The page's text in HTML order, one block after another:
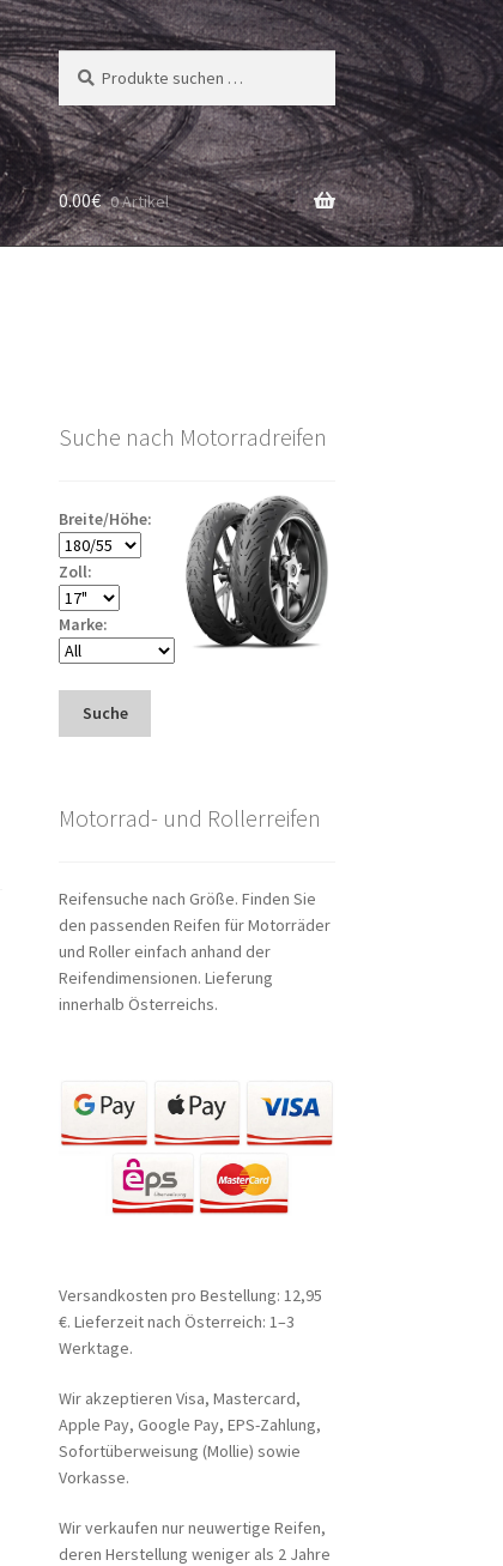
Suchen
nach:
Suchen
0.00€ 0 Artikel
Suche nach Motorradreifen
Breite/Höhe:
Zoll:
Marke:
Suche
Motorrad- und Rollerreifen
Reifensuche nach Größe. Finden Sie
den passenden Reifen für Motorräder
und Roller einfach anhand der
Reifendimensionen. Lieferung
innerhalb Österreichs.
Versandkosten pro Bestellung: 12,95
€. Lieferzeit nach Österreich: 1–3
Werktage.
Wir akzeptieren Visa, Mastercard,
Apple Pay, Google Pay, EPS-Zahlung,
Sofortüberweisung (Mollie) sowie
Vorkasse.
Wir verkaufen nur neuwertige Reifen,
deren Herstellung weniger als 2 Jahre